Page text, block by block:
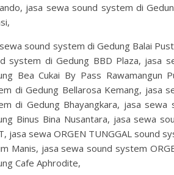
jasa sewa sound system di
sound system di Gedung Balai
system di Gedung BBD Plaza, jasa
Bea Cukai By Pass Rawamangun
di Gedung Bellarosa Kemang, jasa
di Gedung Bhayangkara, jasa
Binus Bina Nusantara, jasa sewa
jasa sewa ORGEN TUNGGAL sound
Manis, jasa sewa sound system
Cafe Aphrodite,